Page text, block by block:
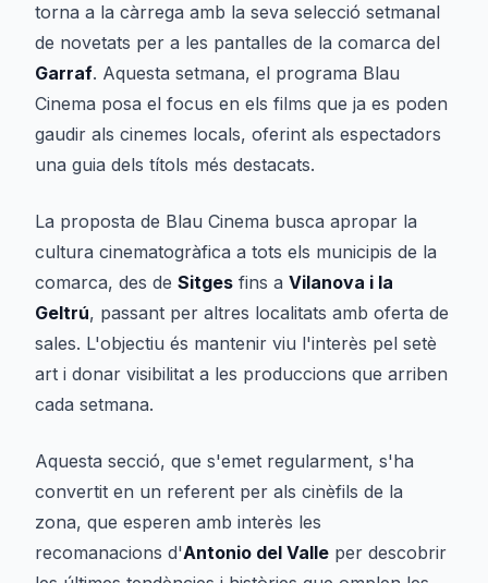
torna a la càrrega amb la seva selecció setmanal
de novetats per a les pantalles de la comarca del
Garraf. Aquesta setmana, el programa Blau
Cinema posa el focus en els films que ja es poden
gaudir als cinemes locals, oferint als espectadors
una guia dels títols més destacats.
La proposta de Blau Cinema busca apropar la
cultura cinematogràfica a tots els municipis de la
comarca, des de Sitges fins a Vilanova i la
Geltrú, passant per altres localitats amb oferta de
sales. L'objectiu és mantenir viu l'interès pel setè
art i donar visibilitat a les produccions que arriben
cada setmana.
Aquesta secció, que s'emet regularment, s'ha
convertit en un referent per als cinèfils de la
zona, que esperen amb interès les
recomanacions d'Antonio del Valle per descobrir